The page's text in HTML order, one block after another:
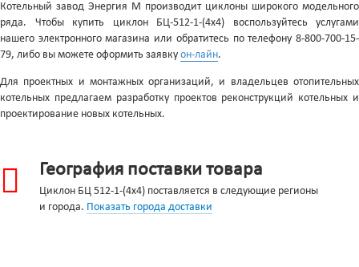
Котельный завод Энергия М производит циклоны широкого модельного
ряда. Чтобы купить циклон БЦ-512-1-(4x4) воспользуйтесь услугами
нашего электронного магазина или обратитесь по телефону 8-800-700-15-
79, либо вы можете оформить заявку он-лайн.
Для проектных и монтажных организаций, и владельцев отопительных
котельных предлагаем разработку проектов реконструкций котельных и
проектирование новых котельных.
География поставки товара
Циклон БЦ 512-1-(4x4) поставляется в следующие регионы
и города. Показать города доставки